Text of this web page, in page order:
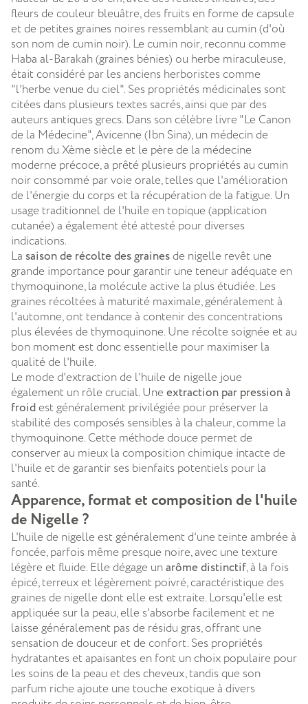
fleurs de couleur bleuâtre, des fruits en forme de capsule
et de petites graines noires ressemblant au cumin (d'où
son nom de cumin noir). Le cumin noir, reconnu comme
Haba al-Barakah (graines bénies) ou herbe miraculeuse,
était considéré par les anciens herboristes comme
"l'herbe venue du ciel". Ses propriétés médicinales sont
citées dans plusieurs textes sacrés, ainsi que par des
auteurs antiques grecs. Dans son célèbre livre "Le Canon
de la Médecine", Avicenne (Ibn Sina), un médecin de
renom du Xème siècle et le père de la médecine
moderne précoce, a prêté plusieurs propriétés au cumin
noir consommé par voie orale, telles que l'amélioration
de l'énergie du corps et la récupération de la fatigue. Un
usage traditionnel de l'huile en topique (application
cutanée) a également été attesté pour diverses
indications.
La saison de récolte des grainesde nigelle revêt une
grande importance pour garantir une teneur adéquate en
thymoquinone, la molécule active la plus étudiée. Les
graines récoltées à maturité maximale, généralement à
l'automne, ont tendance à contenir des concentrations
plus élevées de thymoquinone. Une récolte soignée et au
bon moment est donc essentielle pour maximiser la
qualité de l'huile.
Le mode d'extraction de l'huile de nigelle joue
également un rôle crucial. Une extraction par pression à
froidest généralement privilégiée pour préserver la
stabilité des composés sensibles à la chaleur, comme la
thymoquinone. Cette méthode douce permet de
conserver au mieux la composition chimique intacte de
l'huile et de garantir ses bienfaits potentiels pour la
santé.
Apparence, format et composition de l'huile
de Nigelle ?
L'huile de nigelle est généralement d'une teinte ambrée à
foncée, parfois même presque noire, avec une texture
légère et fluide. Elle dégage unarôme distinctif, à la fois
épicé, terreux et légèrement poivré, caractéristique des
graines de nigelle dont elle est extraite. Lorsqu'elle est
appliquée sur la peau, elle s'absorbe facilement et ne
laisse généralement pas de résidu gras, offrant une
sensation de douceur et de confort. Ses propriétés
hydratantes et apaisantes en font un choix populaire pour
les soins de la peau et des cheveux, tandis que son
parfum riche ajoute une touche exotique à divers